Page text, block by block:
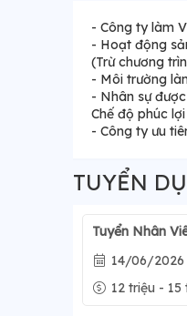
- Công ty làm
- Hoạt động
(Trừ chương
- Môi trường
- Nhân sự
Chế độ phúc
- Công ty ưu
TUYỂN
Tuyển Nhân
14/06/2026
12 triệu - 15